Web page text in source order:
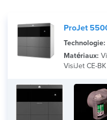
Matériau
ProJet
Technologie:
Matériaux:
VisiJet CE-BK